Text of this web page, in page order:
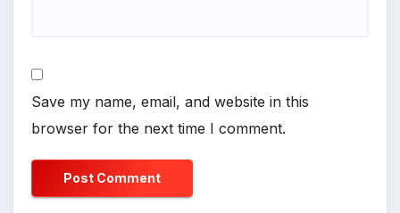
Save my name, email, and website in this
browser for the next time I comment.